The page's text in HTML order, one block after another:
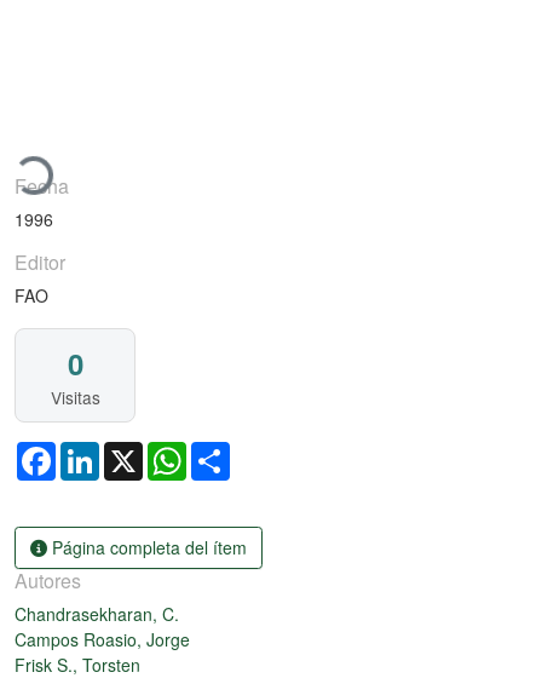
Fecha
1996
Editor
FAO
0
Visitas
FacebookLinkedIn
X WhatsApp
Página completa del ítem
Autores
Chandrasekharan, C.
Campos Roasio, Jorge
Frisk S., Torsten